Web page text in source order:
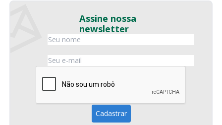
Assine nossa
newsletter